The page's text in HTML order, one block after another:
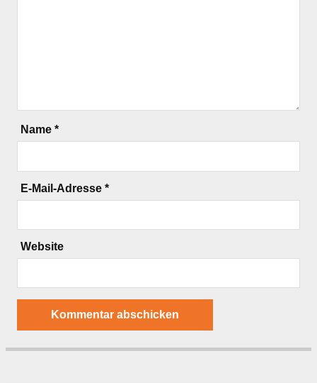
Name *
E-Mail-Adresse *
Website